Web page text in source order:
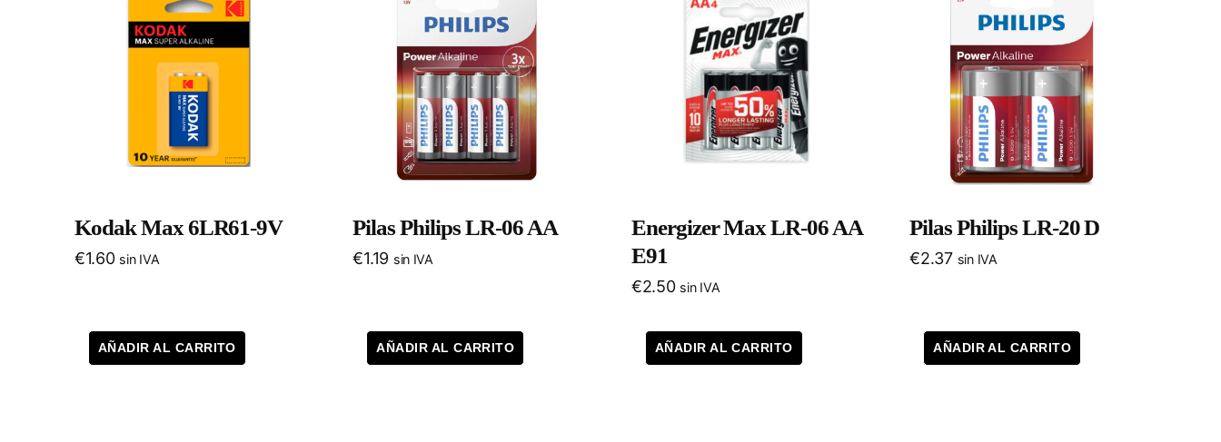
Kodak Max 6LR61-9V
€1.60 sin IVA
AÑADIR AL CARRITO
Pilas Philips LR-06 AA
€1.19 sin IVA
AÑADIR AL CARRITO
Energizer Max LR-06 AA
E91
€2.50 sin IVA
AÑADIR AL CARRITO
Pilas Philips LR-20 D
€2.37 sin IVA
AÑADIR AL CARRITO